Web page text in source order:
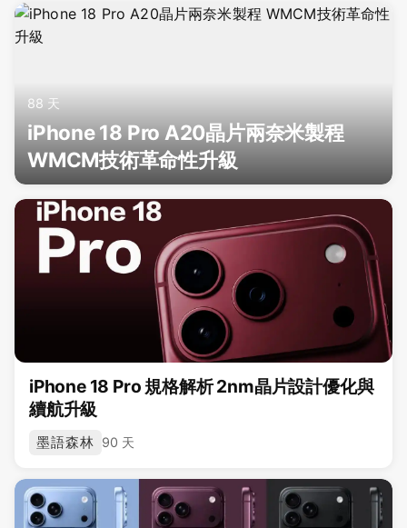
88 天
iPhone 18 Pro A20晶片兩奈米製程
WMCM技術革命性升級
iPhone 18 Pro 規格解析 2nm晶片設計優化與
續航升級
墨語森林 90 天